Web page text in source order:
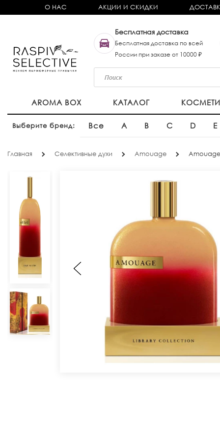
О НАС АКЦИИ И СКИДКИ
Бесплатная доставка
Бесплатная доставка по всей
России при заказе от 10000 ₽
AROMA BOX КАТАЛОГ
Выберите бренд: Все A B C D E
Главная Селективные духи Amouage